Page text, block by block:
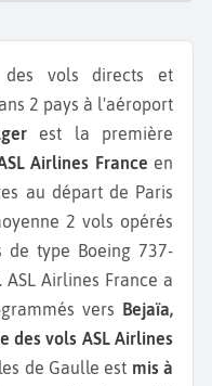
vols directs et
2 pays à l'aéroport
est la première
Airlines France en
au départ de Paris
2 vols opérés
de type Boeing 737-
ASL Airlines France a
vers
Bejaïa,
des vols ASL Airlines
de Gaulle est mis à